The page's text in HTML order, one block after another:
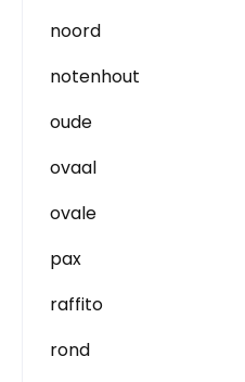
noord
notenhout
oude
ovaal
ovale
pax
raffito
rond